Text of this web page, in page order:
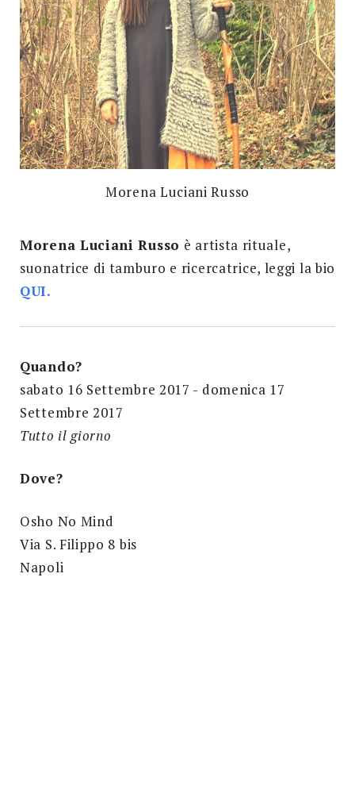
Morena Luciani Russo
Morena Luciani Russo è artista rituale,
suonatrice di tamburo e ricercatrice, leggi la bio
QUI.
Quando?
sabato 16 Settembre 2017 - domenica 17
Settembre 2017
Tutto il giorno
Dove?
Osho No Mind
Via S. Filippo 8 bis
Napoli